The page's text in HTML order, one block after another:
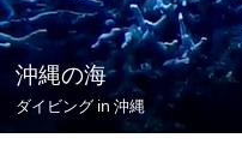
沖縄の海
ダイビング in 沖縄